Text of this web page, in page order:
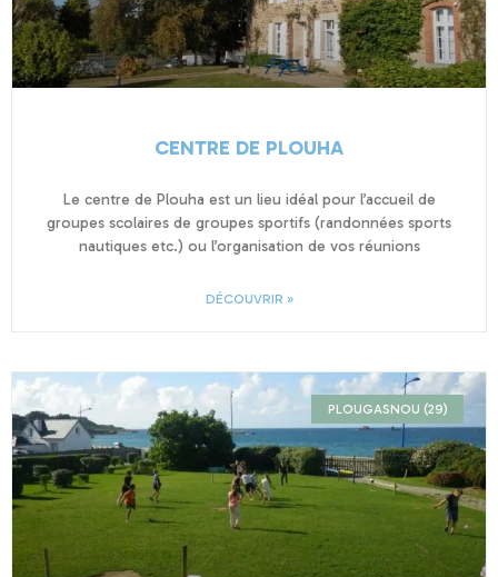
CENTRE DE PLOUHA
Le centre de Plouha est un lieu idéal pour l’accueil de
groupes scolaires de groupes sportifs (randonnées sports
nautiques etc.) ou l’organisation de vos réunions
DÉCOUVRIR »
PLOUGASNOU (29)